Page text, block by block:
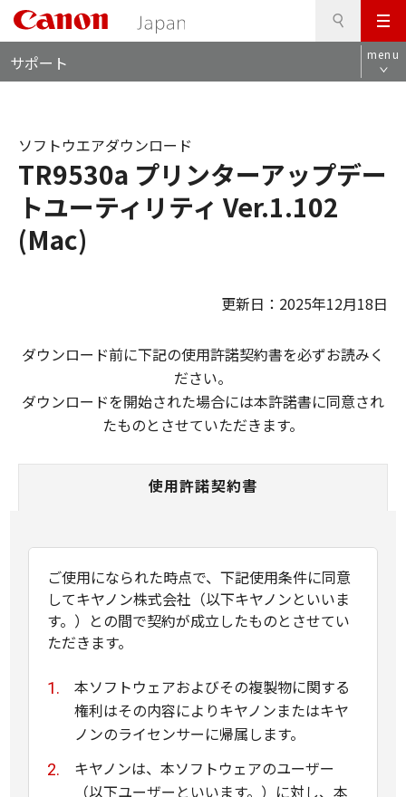
メ
ニ
ュ
サポート menu
TR9530a プリンターアップデー
トユーティリティ Ver.1.102
(Mac)
ソフトウエアダウンロード
更新日：2025年12月18日
ダウンロード前に下記の使用許諾契約書を必ずお読みく
ださい。
ダウンロードを開始された場合には本許諾書に同意され
たものとさせていただきます。
使用許諾契約書
ご使用になられた時点で、下記使用条件に同意
してキヤノン株式会社（以下キヤノンといいま
す。）との間で契約が成立したものとさせてい
ただきます。
本ソフトウェアおよびその複製物に関する
権利はその内容によりキヤノンまたはキヤ
ノンのライセンサーに帰属します。
キヤノンは、本ソフトウェアのユーザー
（以下ユーザーといいます。）に対し、本